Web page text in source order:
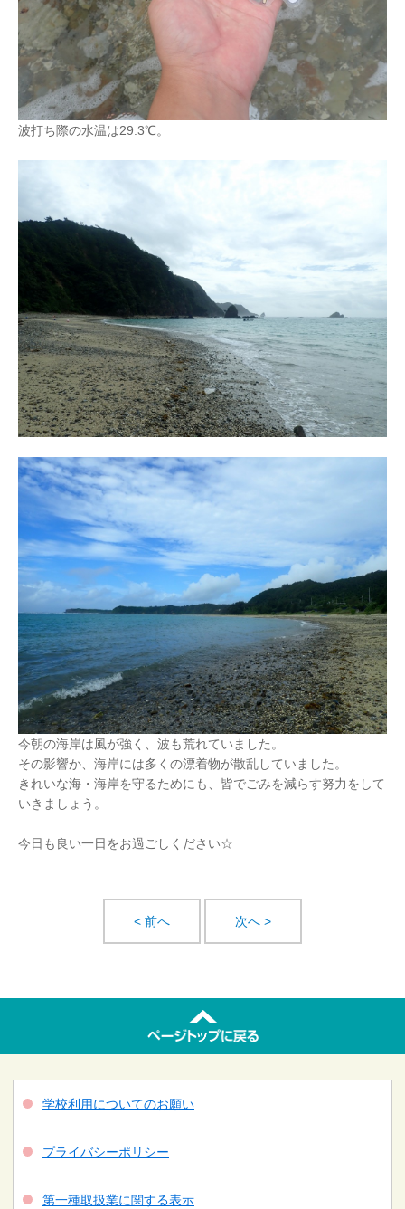
波打ち際の水温は29.3℃。
今朝の海岸は風が強く、波も荒れていました。
その影響か、海岸には多くの漂着物が散乱していました。
きれいな海・海岸を守るためにも、皆でごみを減らす努力をして
いきましょう。
今日も良い一日をお過ごしください☆
< 前へ 次へ >
学校利用についてのお願い
プライバシーポリシー
第一種取扱業に関する表示